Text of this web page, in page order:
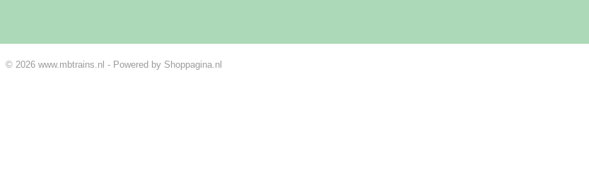
© 2026 www.mbtrains.nl - Powered by Shoppagina.nl